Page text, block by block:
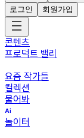
로그인
회원가입
콘텐츠
프로덕트 밸리
요즘 작가들
컬렉션
물어봐
놀이터